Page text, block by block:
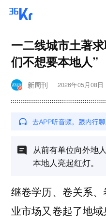
一二线城市土著
们不想要本地人”
新周刊 2026年05月08日
从前有单位向外地
本地人亮起红灯。
继卷学历、卷关系
业市场又卷起了地